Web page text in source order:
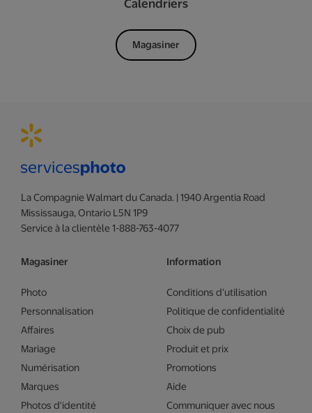
Calendriers
Magasiner
La Compagnie Walmart du Canada. | 1940 Argentia Road
Mississauga, Ontario L5N 1P9
Service à la clientèle 1-888-763-4077
Magasiner
Photo
Personnalisation
Affaires
Mariage
Numérisation
Marques
Photos d'identité
Information
Conditions d’utilisation
Politique de confidentialité
Choix de pub
Produit et prix
Promotions
Aide
Communiquer avec nous